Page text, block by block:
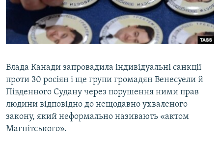
ВІДЕОУРОКИ «ELIFBE»
СВІДЧЕННЯ ОКУПАЦІЇ
УКРАЇНСЬКА ПРОБЛЕМА КРИМУ
Русский
Qırımtatar
Усі сайти RFE/RL
Влада Канади запровадила індивідуальні санкції
проти 30 росіян і ще групи громадян Венесуели й
Південного Судану через порушення ними прав
людини відповідно до нещодавно ухваленого
закону, який неформально називають «актом
Магнітського».